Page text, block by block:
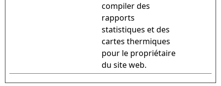
compiler des
rapports
statistiques et des
cartes thermiques
pour le propriétaire
du site web.